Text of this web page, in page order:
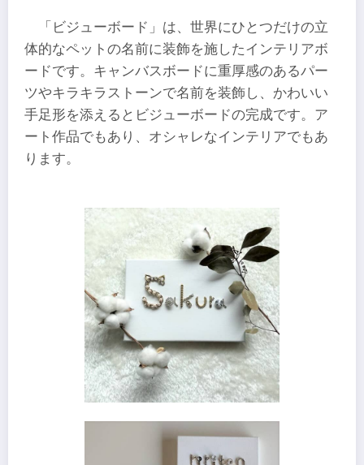
「ビジューボード」は、世界にひとつだけの立
体的なペットの名前に装飾を施したインテリアボ
ードです。キャンバスボードに重厚感のあるパー
ツやキラキラストーンで名前を装飾し、かわいい
手足形を添えるとビジューボードの完成です。ア
ート作品でもあり、オシャレなインテリアでもあ
ります。